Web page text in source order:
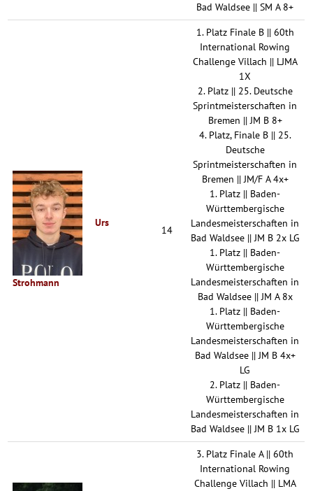
Bad Waldsee || SM A 8+
Urs
Strohmann
14
1. Platz Finale B || 60th
International Rowing
Challenge Villach || LJMA
1X
2. Platz || 25. Deutsche
Sprintmeisterschaften in
Bremen || JM B 8+
4. Platz, Finale B || 25.
Deutsche
Sprintmeisterschaften in
Bremen || JM/F A 4x+
1. Platz || Baden-
Württembergische
Landesmeisterschaften in
Bad Waldsee || JM B 2x LG
1. Platz || Baden-
Württembergische
Landesmeisterschaften in
Bad Waldsee || JM A 8x
1. Platz || Baden-
Württembergische
Landesmeisterschaften in
Bad Waldsee || JM B 4x+
LG
2. Platz || Baden-
Württembergische
Landesmeisterschaften in
Bad Waldsee || JM B 1x LG
3. Platz Finale A || 60th
International Rowing
Challenge Villach || LMA